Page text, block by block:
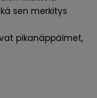
sen merkitys
pikanäppäimet,